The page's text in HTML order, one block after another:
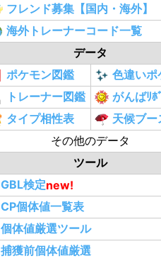
フレンド募集【国内・海外】
海外トレーナーコード一覧
データ
ポケモン図鑑
色違いポ
トレーナー図鑑
がんばﾘﾎ
タイプ相性表
天候ブー
その他のデータ
ツール
GBL検定new!
CP個体値一覧表
個体値厳選ツール
捕獲前個体値厳選